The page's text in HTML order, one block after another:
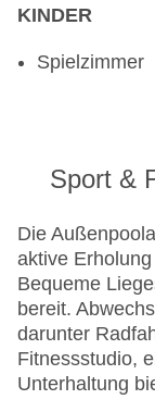
KINDER
Spielzimmer
Sport &
Die
aktive
Bequeme
bereit.
darunter
Fitnessstudio,
Unterhaltung